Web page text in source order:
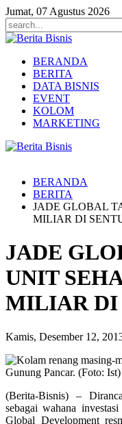
Jumat, 07 Agustus 2026
BERANDA
BERITA
DATA BISNIS
EVENT
KOLOM
MARKETING
BERANDA
BERITA
JADE GLOBAL
MILIAR DI
JADE
UNIT
MILIAR DI
Kamis, Desember 12,
(Berita-Bisnis) –
sebagai wahana
Global Development